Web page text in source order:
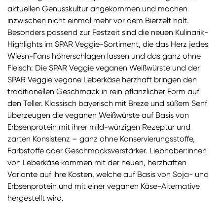
aktuellen Genusskultur angekommen und machen
inzwischen nicht einmal mehr vor dem Bierzelt halt.
Besonders passend zur Festzeit sind die neuen Kulinarik-
Highlights im SPAR Veggie-Sortiment, die das Herz jedes
Wiesn-Fans höherschlagen lassen und das ganz ohne
Fleisch: Die SPAR Veggie veganen Weißwürste und der
SPAR Veggie vegane Leberkäse herzhaft bringen den
traditionellen Geschmack in rein pflanzlicher Form auf
den Teller. Klassisch bayerisch mit Breze und süßem Senf
überzeugen die veganen Weißwürste auf Basis von
Erbsenprotein mit ihrer mild-würzigen Rezeptur und
zarten Konsistenz – ganz ohne Konservierungsstoffe,
Farbstoffe oder Geschmacksverstärker. Liebhaber:innen
von Leberkäse kommen mit der neuen, herzhaften
Variante auf ihre Kosten, welche auf Basis von Soja- und
Erbsenprotein und mit einer veganen Käse-Alternative
hergestellt wird.